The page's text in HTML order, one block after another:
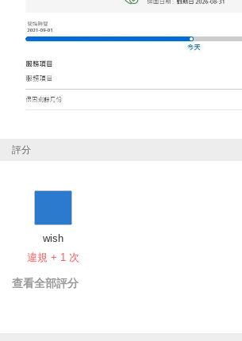
評分
wish
違規 + 1 次
查看全部評分